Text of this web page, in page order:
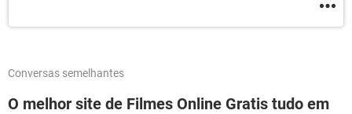
Conversas semelhantes
O melhor site de Filmes Online Gratis tudo em